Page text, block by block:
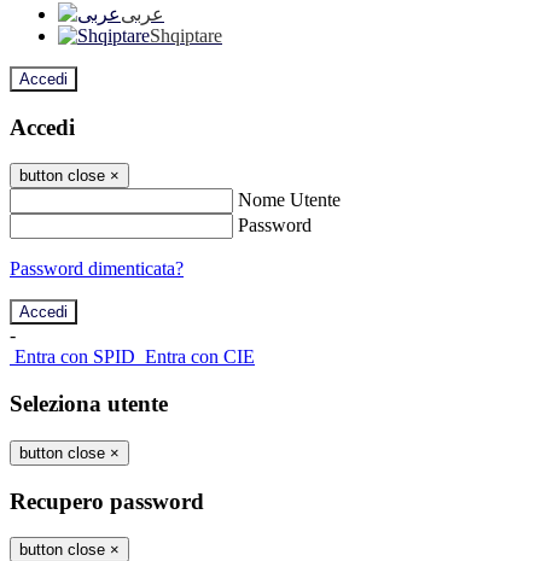
عربى
Shqiptare
Accedi
Accedi
button close ×
Nome Utente
Password
Password dimenticata?
-
Entra con SPID Entra con CIE
Seleziona utente
button close ×
Recupero password
button close ×